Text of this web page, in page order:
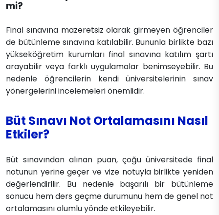
mi?
Final sınavına mazeretsiz olarak girmeyen öğrenciler
de bütünleme sınavına katılabilir. Bununla birlikte bazı
yükseköğretim kurumları final sınavına katılım şartı
arayabilir veya farklı uygulamalar benimseyebilir. Bu
nedenle öğrencilerin kendi üniversitelerinin sınav
yönergelerini incelemeleri önemlidir.
Büt Sınavı Not Ortalamasını Nasıl
Etkiler?
Büt sınavından alınan puan, çoğu üniversitede final
notunun yerine geçer ve vize notuyla birlikte yeniden
değerlendirilir. Bu nedenle başarılı bir bütünleme
sonucu hem ders geçme durumunu hem de genel not
ortalamasını olumlu yönde etkileyebilir.